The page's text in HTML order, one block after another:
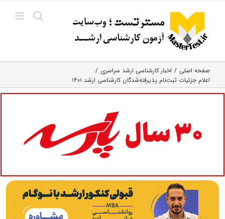
content
صفحه اصلی
اخبار کارشناسی ارشد سراسری
اعلام جزئیات ثبت‌نام پذیرفته‌شدگان کارشناسی ارشد ۱۴۰۱